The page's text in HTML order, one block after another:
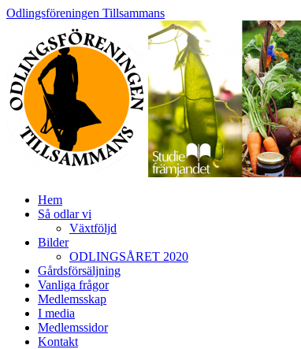
Skip
content
Odlingsföreningen Tillsammans
Hem
Så odlar vi
Växtföljd
Bilder
ODLINGSÅRET 2020
Gårdsförsäljning
Vanliga frågor
Medlemsskap
I media
Medlemssidor
Kontakt